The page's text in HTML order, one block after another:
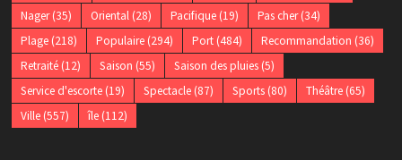
Nager(35) Oriental(28) Pacifique(19) Pas cher(34)
Plage(218) Populaire(294) Port(484) Recommandation (36)
Retraité(12) Saison (55) Saison des pluies(5)
Service d'escorte(19) Spectacle(87) Sports(80) Théâtre(65)
Ville(557) île(112)